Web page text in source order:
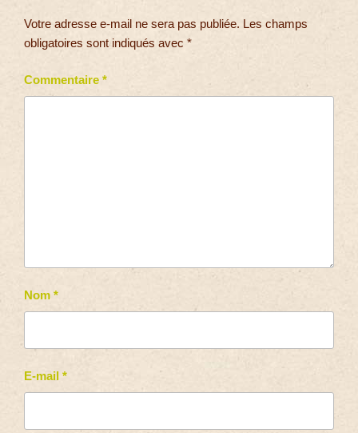
Votre adresse e-mail ne sera pas publiée. Les champs
obligatoires sont indiqués avec *
Commentaire *
Nom *
E-mail *